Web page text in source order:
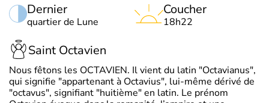
Dernier
quartier de Lune
Coucher
18h22
Saint Octavien
Nous fêtons les OCTAVIEN. Il vient du latin "Octavianus",
qui signifie "appartenant à Octavius", lui-même dérivé de
"octavus", signifiant "huitième" en latin. Le prénom